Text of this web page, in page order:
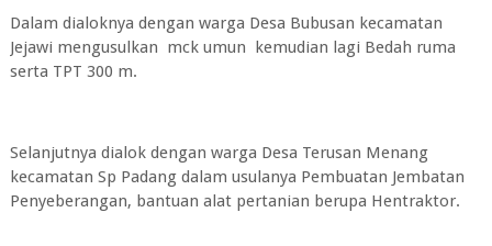
Dalam dialoknya dengan warga Desa Bubusan kecamatan
Jejawi mengusulkan mck umun kemudian lagi Bedah ruma
serta TPT 300 m.
Selanjutnya dialok dengan warga Desa Terusan Menang
kecamatan Sp Padang dalam usulanya Pembuatan Jembatan
Penyeberangan, bantuan alat pertanian berupa Hentraktor.